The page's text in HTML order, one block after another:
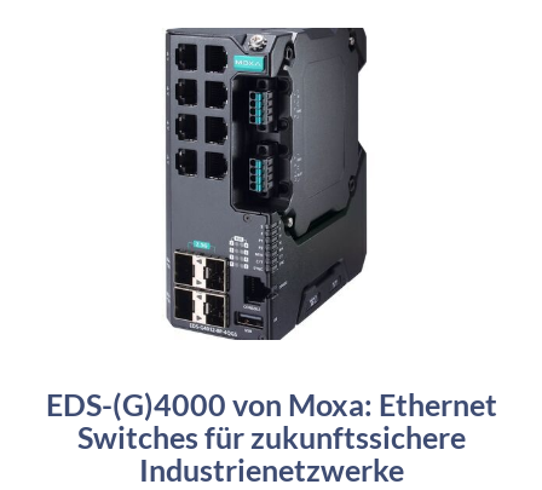
EDS-(G)4000 von Moxa: Ethernet
Switches für zukunftssichere
Industrienetzwerke